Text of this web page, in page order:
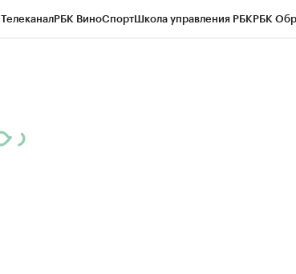
ТелеканалРБК ВиноСпортШкола управления РБКРБК